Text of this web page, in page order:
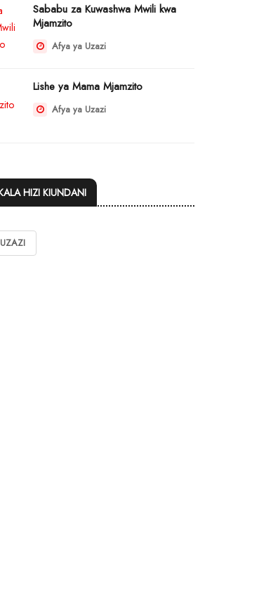
Sababu za Kuwashwa Mwili kwa
Mjamzito
Afya ya Uzazi
Lishe ya Mama Mjamzito
Afya ya Uzazi
HIZI KIUNDANI